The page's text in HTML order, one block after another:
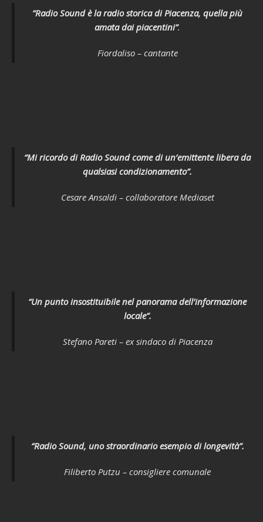
“Radio Sound è la radio storica di Piacenza, quella più
amata dai piacentini”.
Fiordaliso – cantante
“Mi ricordo di Radio Sound come di un’emittente libera da
qualsiasi condizionamento”.
Cesare Ansaldi – collaboratore Mediaset
“Un punto insostituibile nel panorama dell’informazione
locale”.
Stefano Pareti – ex sindaco di Piacenza
“Radio Sound, uno straordinario esempio di longevità”.
Filiberto Putzu – consigliere comunale